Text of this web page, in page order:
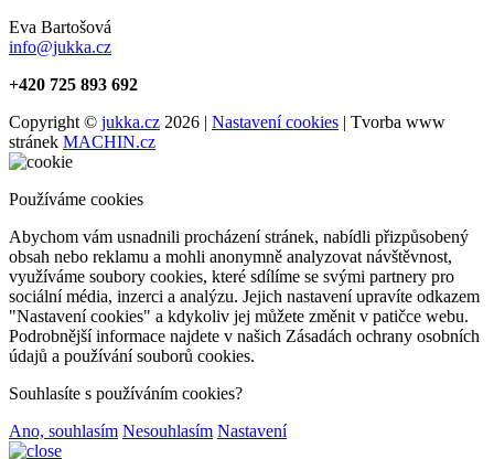
Eva Bartošová
info@jukka.cz
+420 725 893 692
Copyright © jukka.cz 2026 | Nastavení cookies | Tvorba www
stránek MACHIN.cz
Používáme cookies
Abychom vám usnadnili procházení stránek, nabídli přizpůsobený
obsah nebo reklamu a mohli anonymně analyzovat návštěvnost,
využíváme soubory cookies, které sdílíme se svými partnery pro
sociální média, inzerci a analýzu. Jejich nastavení upravíte odkazem
"Nastavení cookies" a kdykoliv jej můžete změnit v patičce webu.
Podrobnější informace najdete v našich Zásadách ochrany osobních
údajů a používání souborů cookies.
Souhlasíte s používáním cookies?
Ano, souhlasím Nesouhlasím Nastavení